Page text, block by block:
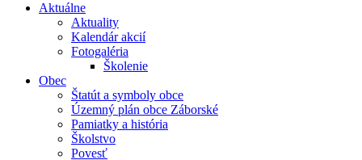
Aktuálne
Aktuality
Kalendár akcií
Fotogaléria
Školenie
Obec
Štatút a symboly obce
Územný plán obce Záborské
Pamiatky a história
Školstvo
Povesť